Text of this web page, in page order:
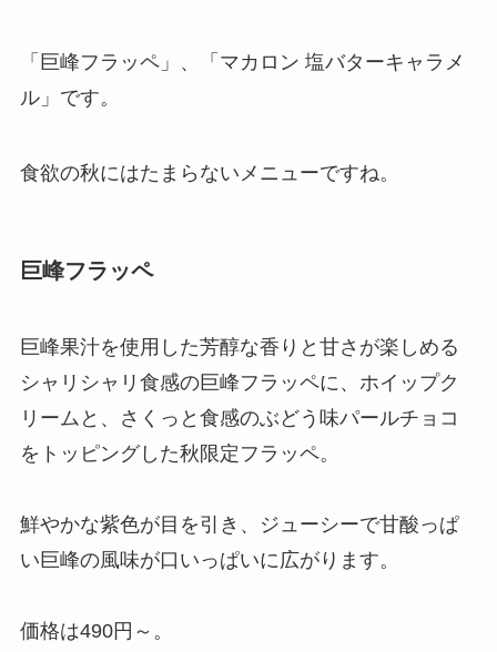
「巨峰フラッペ」、「マカロン 塩バターキャラメ
ル」です。
食欲の秋にはたまらないメニューですね。
巨峰フラッペ
巨峰果汁を使用した芳醇な香りと甘さが楽しめる
シャリシャリ食感の巨峰フラッペに、ホイップク
リームと、さくっと食感のぶどう味パールチョコ
をトッピングした秋限定フラッペ。
鮮やかな紫色が目を引き、ジューシーで甘酸っぱ
い巨峰の風味が口いっぱいに広がります。
価格は490円～。